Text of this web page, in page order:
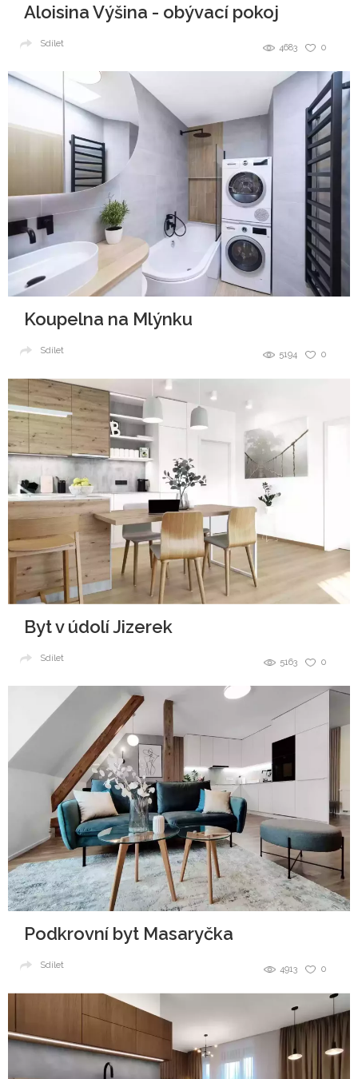
Aloisina Výšina - obývací pokoj
0
4683
Sdílet
Koupelna na Mlýnku
0
5194
Sdílet
Byt v údolí Jizerek
0
5163
Sdílet
Podkrovní byt Masaryčka
0
4913
Sdílet